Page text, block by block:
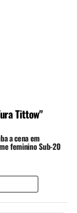
Tittow"
a cena em
feminino Sub-20